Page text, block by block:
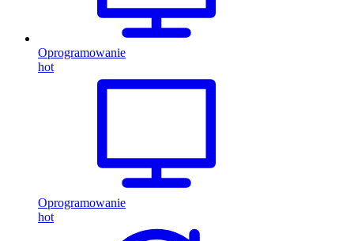
Oprogramowanie
hot
Oprogramowanie
hot